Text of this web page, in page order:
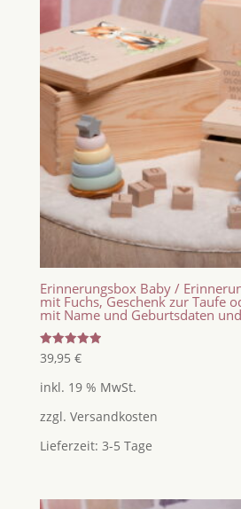
Erinnerungsbox Baby /
mit Fuchs, Geschenk zur Taufe
mit Name und Geburtsdaten
Bewertet
mit
von 5
39,95 €
inkl. 19 % MwSt.
zzgl. Versandkosten
Lieferzeit: 3-5 Tage